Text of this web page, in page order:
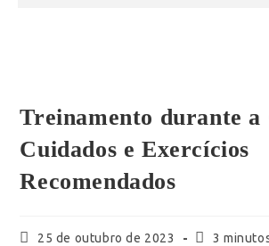
Treinamento durante a
Cuidados e Exercícios
Recomendados
25 de outubro de 2023 3